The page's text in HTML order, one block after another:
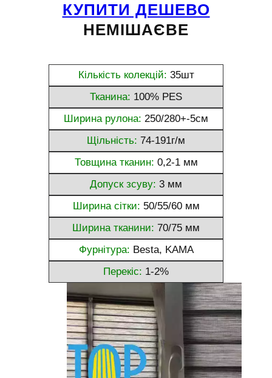
КУПИТИ ДЕШЕВО
НЕМІШАЄВЕ
Кількість колекцій: 35шт
Тканина: 100% PES
Ширина рулона: 250/280+-5см
Щільність: 74-191г/м
Товщина тканин: 0,2-1 мм
Допуск зсуву: 3 мм
Ширина сітки: 50/55/60 мм
Ширина тканини: 70/75 мм
Фурнітура: Besta, KAMA
Перекіс: 1-2%